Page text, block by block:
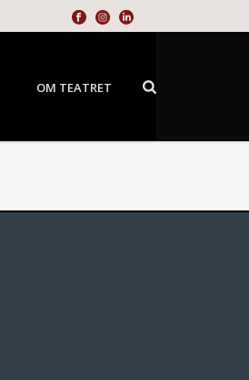
OM TEATRET